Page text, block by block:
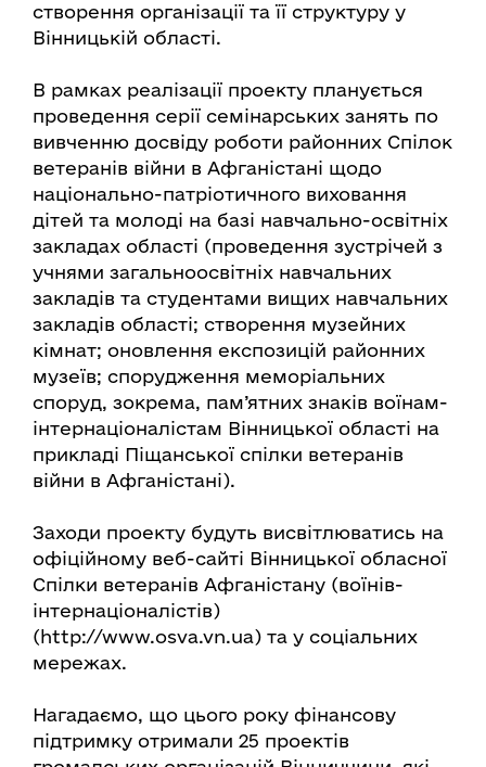
створення організації та її структуру у
Вінницькій області.
В рамках реалізації проекту планується
проведення серії семінарських занять по
вивченню досвіду роботи районних Спілок
ветеранів війни в Афганістані щодо
національно-патріотичного виховання
дітей та молоді на базі навчально-освітніх
закладах області (проведення зустрічей з
учнями загальноосвітніх навчальних
закладів та студентами вищих навчальних
закладів області; створення музейних
кімнат; оновлення експозицій районних
музеїв; спорудження меморіальних
споруд, зокрема, пам’ятних знаків воїнам-
інтернаціоналістам Вінницької області на
прикладі Піщанської спілки ветеранів
війни в Афганістані).
Заходи проекту будуть висвітлюватись на
офіційному веб-сайті Вінницької обласної
Спілки ветеранів Афганістану (воїнів-
інтернаціоналістів)
(http://www.osva.vn.ua) та у соціальних
мережах.
Нагадаємо, що цього року фінансову
підтримку отримали 25 проектів